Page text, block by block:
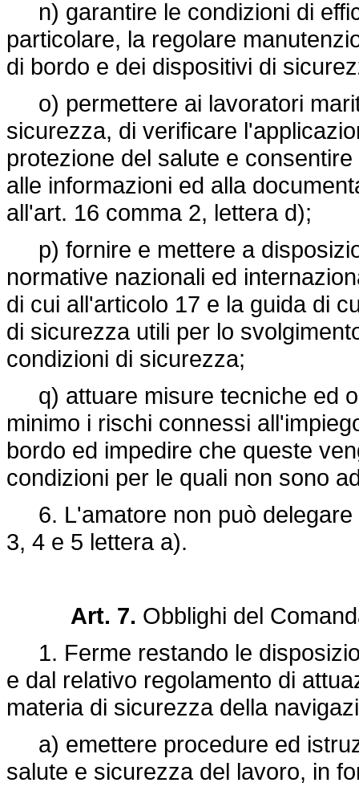
n) garantire le condizioni di
particolare, la regolare
di bordo e dei dispositivi di
o) permettere ai lavoratori
sicurezza, di verificare
protezione del salute e
alle informazioni ed alla
all'art. 16 comma 2, lettera d);
p) fornire e mettere a
normative nazionali ed
di cui all'articolo 17 e la guida di
di sicurezza utili per lo
condizioni di sicurezza;
q) attuare misure tecniche ed
minimo i rischi connessi
bordo ed impedire che queste
condizioni per le quali non sono
6. L'amatore non può delegare
3, 4 e 5 lettera a).
Art. 7. Obblighi del
1. Ferme restando le
e dal relativo regolamento di
materia di sicurezza della
a) emettere procedure ed
salute e sicurezza del lavoro, in